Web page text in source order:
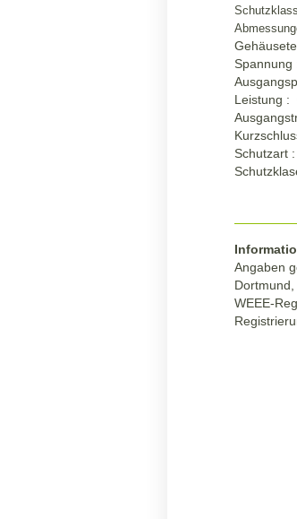
Spannung
Leistung :
Schutzart
Angaben
Dortmund,
WEEE-